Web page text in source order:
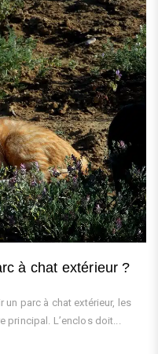
à chat extérieur ?
un parc à chat extérieur, les
L’enclos doit...